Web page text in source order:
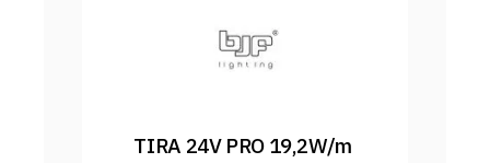
TIRA 24V PRO 19,2W/m